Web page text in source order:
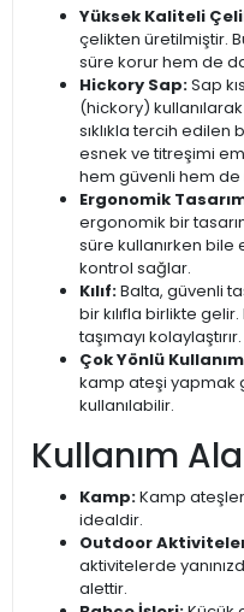
Yüksek Kaliteli
çelikten üretilmiştir.
süre korur hem de
Hickory Sap:Sap
(hickory)
sıklıkla tercih edilen
esnek ve titreşimi
hem güvenli hem de
Ergonomik
ergonomik bir
süre kullanırken
kontrol sağlar.
Kılıf:Balta, güvenli
bir kılıfla birlikte
taşımayı kolaylaştırır.
Çok Yönlü
kamp ateşi yapmak
kullanılabilir.
Kullanım
Kamp:Kamp
idealdir.
Outdoor
aktivitelerde
alettir.